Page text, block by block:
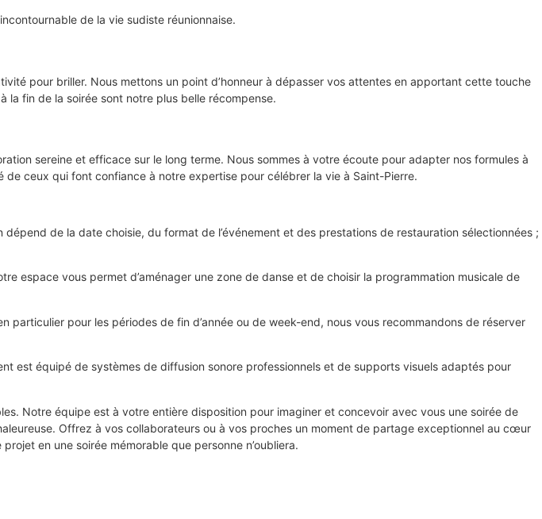
de la vie sudiste réunionnaise.
pour briller. Nous mettons un point d’honneur à dépasser vos attentes en apportant cette touche
la fin de la soirée sont notre plus belle récompense.
sereine et efficace sur le long terme. Nous sommes à votre écoute pour adapter nos formules à
ceux qui font confiance à notre expertise pour célébrer la vie à Saint-Pierre.
de la date choisie, du format de l’événement et des prestations de restauration sélectionnées ;
espace vous permet d’aménager une zone de danse et de choisir la programmation musicale de
particulier pour les périodes de fin d’année ou de week-end, nous vous recommandons de réserver
est équipé de systèmes de diffusion sonore professionnels et de supports visuels adaptés pour
Notre équipe est à votre entière disposition pour imaginer et concevoir avec vous une soirée de
Offrez à vos collaborateurs ou à vos proches un moment de partage exceptionnel au cœur
en une soirée mémorable que personne n’oubliera.